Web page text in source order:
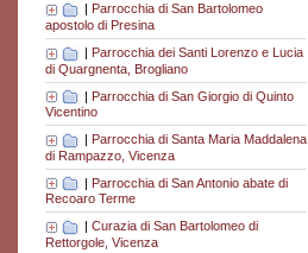
Parrocchia di San Bartolomeo
apostolo di Presina
| Parrocchia dei Santi Lorenzo e Lucia
di Quargnenta, Brogliano
| Parrocchia di San Giorgio di Quinto
Vicentino
| Parrocchia di Santa Maria Maddalena
di Rampazzo, Vicenza
| Parrocchia di San Antonio abate di
Recoaro Terme
Curazia di San Bartolomeo di
Rettorgole, Vicenza